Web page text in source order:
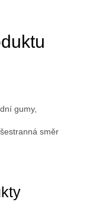
gumy,
směr